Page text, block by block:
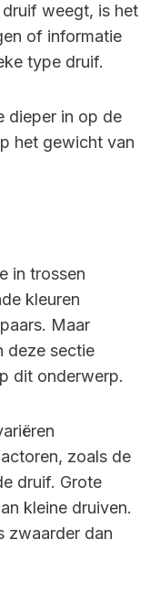
weegt, is het
of informatie
type druif.
dieper in op de
het gewicht van
in trossen
kleuren
Maar
deze sectie
dit onderwerp.
zoals de
druif. Grote
kleine druiven.
zwaarder dan